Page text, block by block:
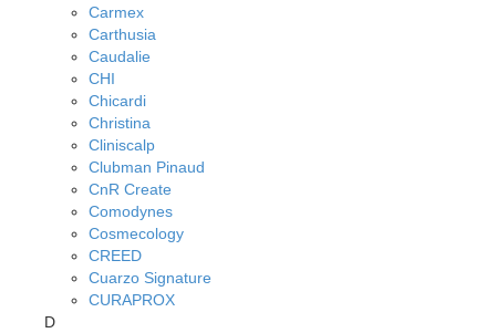
Carmex
Carthusia
Caudalie
CHI
Chicardi
Christina
Cliniscalp
Clubman Pinaud
CnR Create
Comodynes
Cosmecology
CREED
Cuarzo Signature
CURAPROX
D